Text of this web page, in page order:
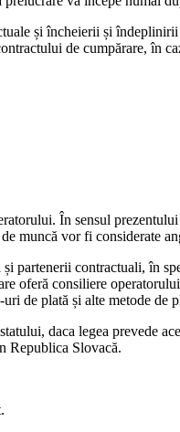
și încheierii și
de cumpărare, în
În sensul
muncă vor fi considerate
contractuali, în
oferă consiliere
de plată și alte metode de
daca legea prevede
Republica Slovacă.